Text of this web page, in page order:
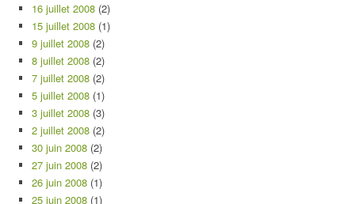
16 juillet 2008 (2)
15 juillet 2008 (1)
9 juillet 2008 (2)
8 juillet 2008 (2)
7 juillet 2008 (2)
5 juillet 2008 (1)
3 juillet 2008 (3)
2 juillet 2008 (2)
30 juin 2008 (2)
27 juin 2008 (2)
26 juin 2008 (1)
25 juin 2008 (1)